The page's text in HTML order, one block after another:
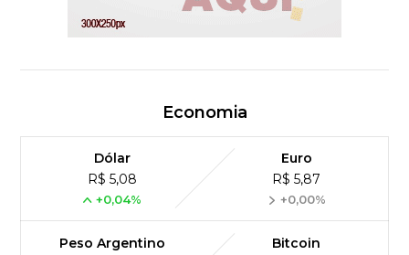
Economia
Dólar
R$ 5,08
+0,04%
Euro
R$ 5,87
+0,00%
Peso Argentino
Bitcoin